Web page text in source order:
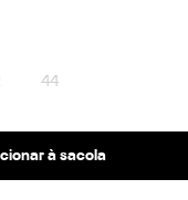
44
à sacola